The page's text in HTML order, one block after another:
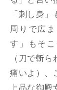
「刺し身
周りで広
す」もそ
（刀で斬
痛いよ）、